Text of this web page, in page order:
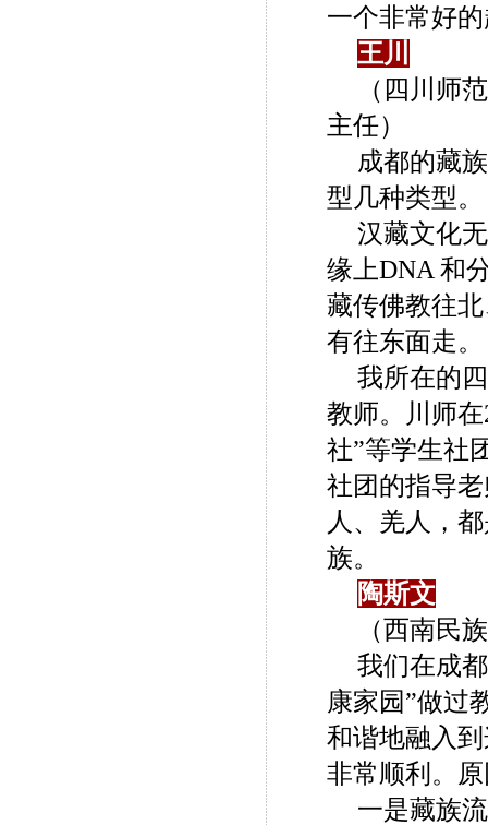
一个非常好
王川
（四川师
主任）
成都的藏
型几种类型。
汉藏文化
缘上DNA 和
藏传佛教往
有往东面走。
我所在的
教师。川师
社”等学生社
社团的指导
人、羌人，
族。
陶斯文
（西南民
我们在成
康家园”做过
和谐地融入
非常顺利。
一是藏族